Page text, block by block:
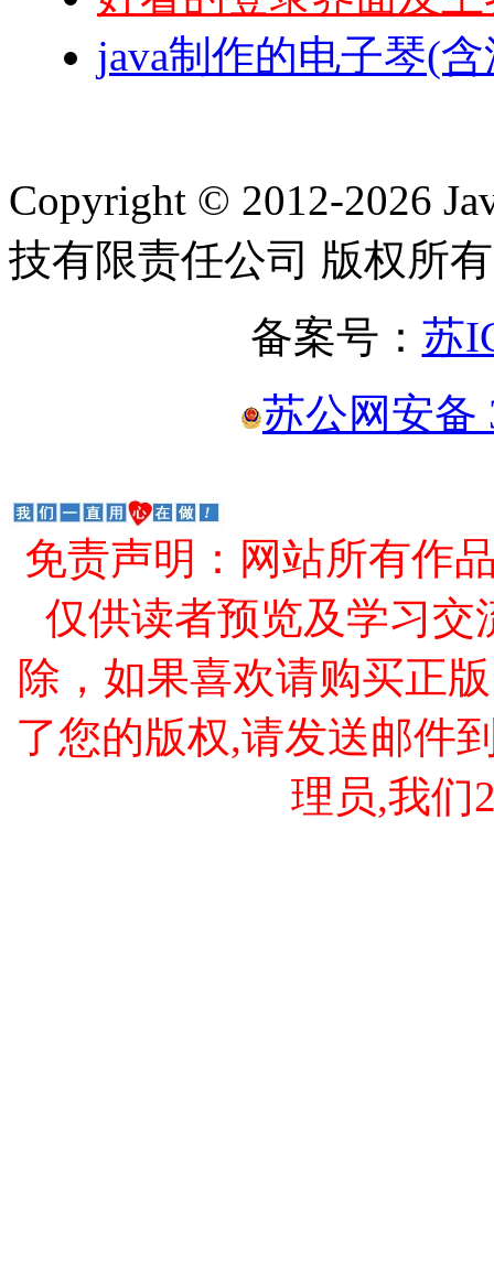
java制作的电子琴(
Copyright © 2012-2026
技有限责任公司 版权所有
备案号： 苏
苏公网安备
免责声明：网站所有作
仅供读者预览及学习交
除，如果喜欢请购买正
了您的版权,请发送邮件
理员,我们